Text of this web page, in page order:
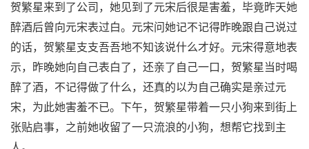
贺繁星来到了公司，她见到了元宋后很是害羞，毕竟昨天她
醉酒后曾向元宋表过白。元宋问她记不记得昨晚跟自己说过
的话，贺繁星支支吾吾地不知该说什么才好。元宋得意地表
示，昨晚她向自己表白了，还亲了自己一口，贺繁星当时喝
醉了酒，不记得做了什么，还真的以为自己确实是亲过元
宋，为此她害羞不已。下午，贺繁星带着一只小狗来到街上
张贴启事，之前她收留了一只流浪的小狗，想帮它找到主